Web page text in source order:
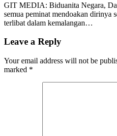
GIT MEDIA: Biduanita Negara,
semua peminat mendoakan dirinya
terlibat dalam kemalangan…
Leave a Reply
Your email address will not be
marked *